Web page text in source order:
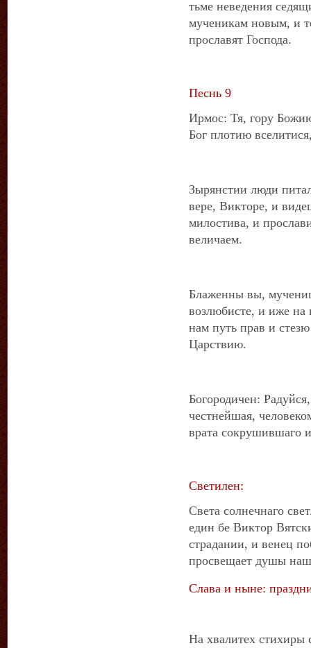
тьме неведения
мученикам новым, и
прославят Господа.
Песнь 9
Ирмос: Тя, гору
Бог плотию
Зырянстии люди
вере, Викторе, и
милостива, и
величаем.
Блаженны вы,
возлюбисте, и иже на
нам путь прав и
Царствию.
Богородичен:
честнейшая,
врата сокрушившаго
Светилен:
Света солнечнаго
един бе Виктор
страдании, и венец
просвещает душы
Слава и ныне:
На хвалитех стихиры